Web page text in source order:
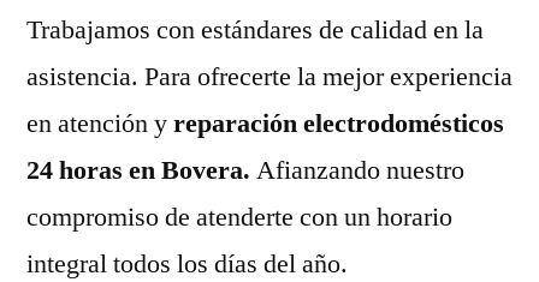
Trabajamos con estándares de calidad en la
asistencia. Para ofrecerte la mejor experiencia
en atención yreparación electrodomésticos
24 horas en Bovera. Afianzando nuestro
compromiso de atenderte con un horario
integral todos los días del año.